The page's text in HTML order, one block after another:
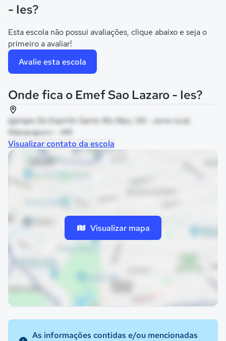
- Ies?
Esta escola não possui avaliações, clique abaixo e seja o
primeiro a avaliar!
Avalie esta escola
Onde fica o Emef Sao Lazaro - Ies?
Igarape Do Espirito Santo Rio Mpu, SN - zona rural,
Manacapuru - AM
Visualizar contato da escola
Visualizar mapa
As informações contidas e/ou mencionadas